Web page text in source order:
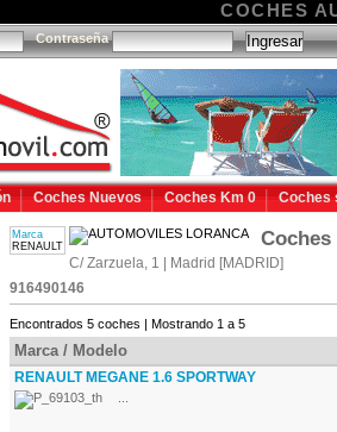
COCHES
Contraseña
Coches Nuevos Coches Km 0 Coches
Marca
RENAULT
Coches
C/ Zarzuela, 1 | Madrid [MADRID]
916490146
Encontrados 5 coches | Mostrando 1 a 5
Marca / Modelo
RENAULT MEGANE 1.6 SPORTWAY